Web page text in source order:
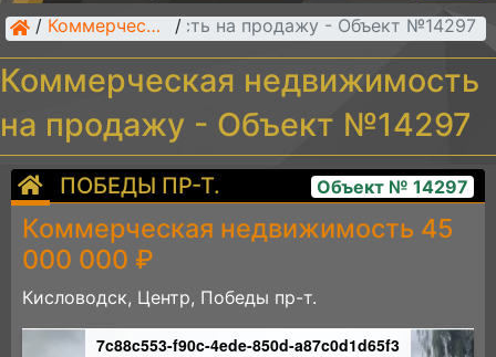
/ Коммерческая недвижимость /
недвижимость на продажу - Объект №14297
Коммерческая недвижимость
на продажу - Объект №14297
ПОБЕДЫ ПР-Т. Объект № 14297
Коммерческая недвижимость 45
000 000 ₽
Кисловодск, Центр, Победы пр-т.
7c88c553-f90c-4ede-850d-a87c0d1d65f3